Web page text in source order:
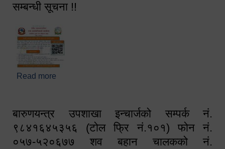
सम्बन्धी सूचना !!
Read more
बारुणयन्त्र उपशाखा इन्चार्जको सम्पर्क नं.
९८४१६४५३५६ (टोल फ्रि नं.१०१) फोन नं.
०५७-५२०६७७ शव बहान चालकको नं.